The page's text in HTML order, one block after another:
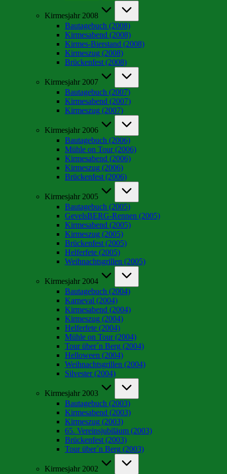
Kirmesjahr 2008
Bautagebuch (2008)
Kirmesabend (2008)
Kirmes-Bierstand (2008)
Kirmeszug (2008)
Brückenfest (2008)
Kirmesjahr 2007
Bautagebuch (2007)
Kirmesabend (2007)
Kirmeszug (2007)
Kirmesjahr 2006
Bautagebuch (2006)
Mühle on Tour (2006)
Kirmesabend (2006)
Kirmeszug (2006)
Brückenfest (2006)
Kirmesjahr 2005
Bautagebuch (2005)
GevelsBERG-Rennen (2005)
Kirmesabend (2005)
Kirmeszug (2005)
Brückenfest (2005)
Helferfete (2005)
Weihnachtsgrillen (2005)
Kirmesjahr 2004
Bautagebuch (2004)
Karneval (2004)
Kirmesabend (2004)
Kirmeszug (2004)
Helferfete (2004)
Mühle on Tour (2004)
Tour über´n Berg (2004)
Helloween (2004)
Weihnachtsgrillen (2004)
Silvester (2004)
Kirmesjahr 2003
Bautagebuch (2003)
Kirmesabend (2003)
Kirmeszug (2003)
65. Vereinsjubiläum (2003)
Brückenfest (2003)
Tour über´n Berg (2003)
Kirmesjahr 2002